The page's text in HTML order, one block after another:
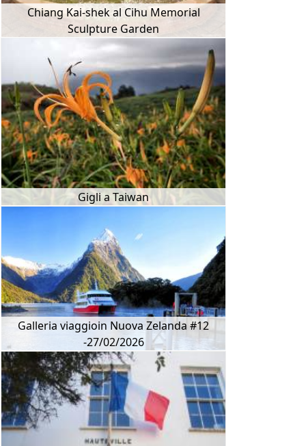
Chiang Kai-shek al Cihu Memorial
Sculpture Garden
Gigli a Taiwan
Galleria viaggioin Nuova Zelanda #12
-27/02/2026